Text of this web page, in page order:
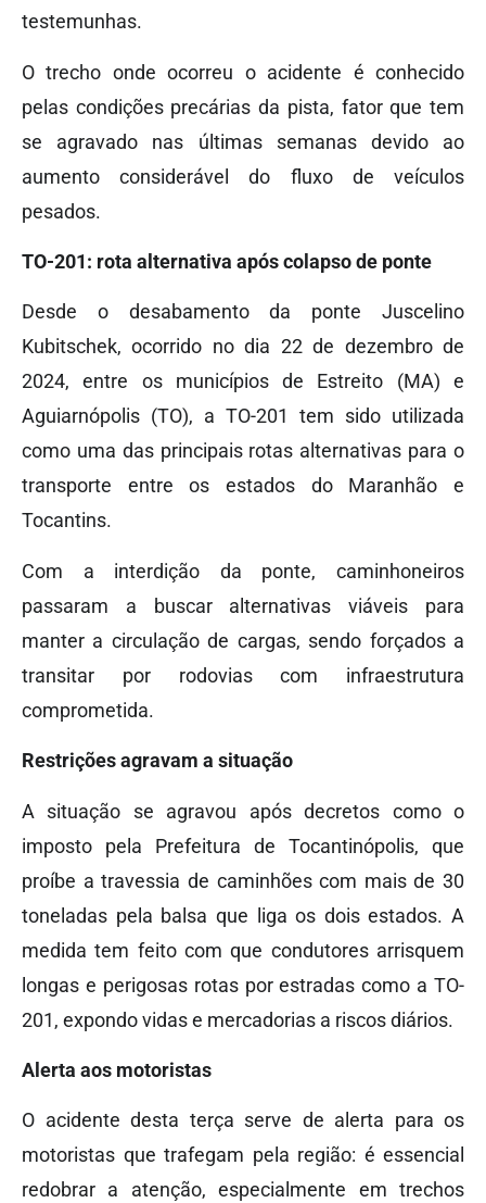
testemunhas.
O trecho onde ocorreu o acidente é conhecido
pelas condições precárias da pista, fator que tem
se agravado nas últimas semanas devido ao
aumento considerável do fluxo de veículos
pesados.
TO-201: rota alternativa após colapso de ponte
Desde o desabamento da ponte Juscelino
Kubitschek, ocorrido no dia 22 de dezembro de
2024, entre os municípios de Estreito (MA) e
Aguiarnópolis (TO), a TO-201 tem sido utilizada
como uma das principais rotas alternativas para o
transporte entre os estados do Maranhão e
Tocantins.
Com a interdição da ponte, caminhoneiros
passaram a buscar alternativas viáveis para
manter a circulação de cargas, sendo forçados a
transitar por rodovias com infraestrutura
comprometida.
Restrições agravam a situação
A situação se agravou após decretos como o
imposto pela Prefeitura de Tocantinópolis, que
proíbe a travessia de caminhões com mais de 30
toneladas pela balsa que liga os dois estados. A
medida tem feito com que condutores arrisquem
longas e perigosas rotas por estradas como a TO-
201, expondo vidas e mercadorias a riscos diários.
Alerta aos motoristas
O acidente desta terça serve de alerta para os
motoristas que trafegam pela região: é essencial
redobrar a atenção, especialmente em trechos